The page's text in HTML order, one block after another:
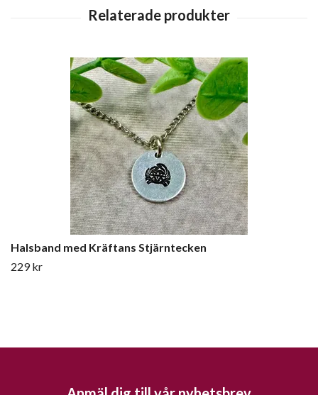
Halsband med Kräftans Stjärntecken
229 kr